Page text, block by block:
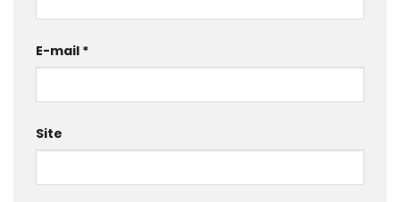
E-mail *
Site